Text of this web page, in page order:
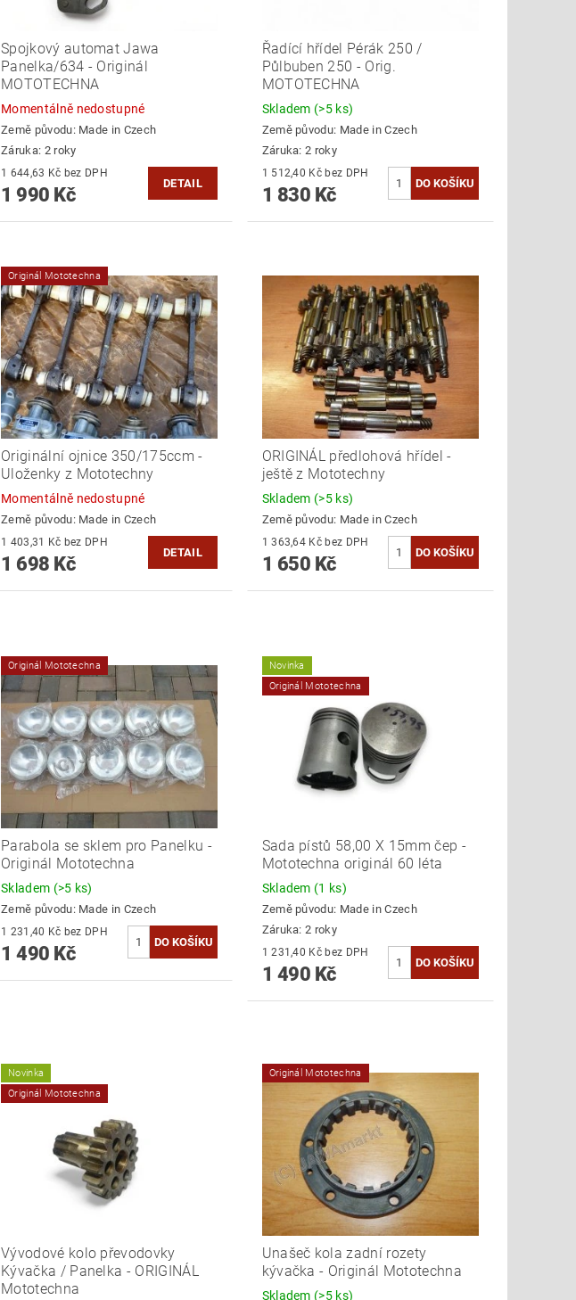
Spojkový automat Jawa
Panelka/634 - Originál
MOTOTECHNA
Momentálně nedostupné
Země původu: Made in Czech
Záruka: 2 roky
1 644,63 Kč bez DPH
1 990 Kč
DETAIL
Řadící hřídel Pérák 250 /
Půlbuben 250 - Orig.
MOTOTECHNA
Skladem (>5 ks)
Země původu: Made in Czech
Záruka: 2 roky
1 512,40 Kč bez DPH
1 830 Kč
Originál Mototechna
Originální ojnice 350/175ccm -
Uloženky z Mototechny
Momentálně nedostupné
Země původu: Made in Czech
1 403,31 Kč bez DPH
1 698 Kč
DETAIL
ORIGINÁL předlohová hřídel -
ještě z Mototechny
Skladem (>5 ks)
Země původu: Made in Czech
1 363,64 Kč bez DPH
1 650 Kč
Originál Mototechna
Parabola se sklem pro Panelku -
Originál Mototechna
Skladem (>5 ks)
Země původu: Made in Czech
1 231,40 Kč bez DPH
1 490 Kč
Novinka
Originál Mototechna
Sada pístů 58,00 X 15mm čep -
Mototechna originál 60 léta
Skladem (1 ks)
Země původu: Made in Czech
Záruka: 2 roky
1 231,40 Kč bez DPH
1 490 Kč
Novinka
Originál Mototechna
Vývodové kolo převodovky
Kývačka / Panelka - ORIGINÁL
Mototechna
Originál Mototechna
Unašeč kola zadní rozety
kývačka - Originál Mototechna
Skladem (>5 ks)